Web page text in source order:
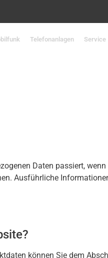
Telefonanlagen Service
Daten passiert,
Ausführliche
können Sie dem